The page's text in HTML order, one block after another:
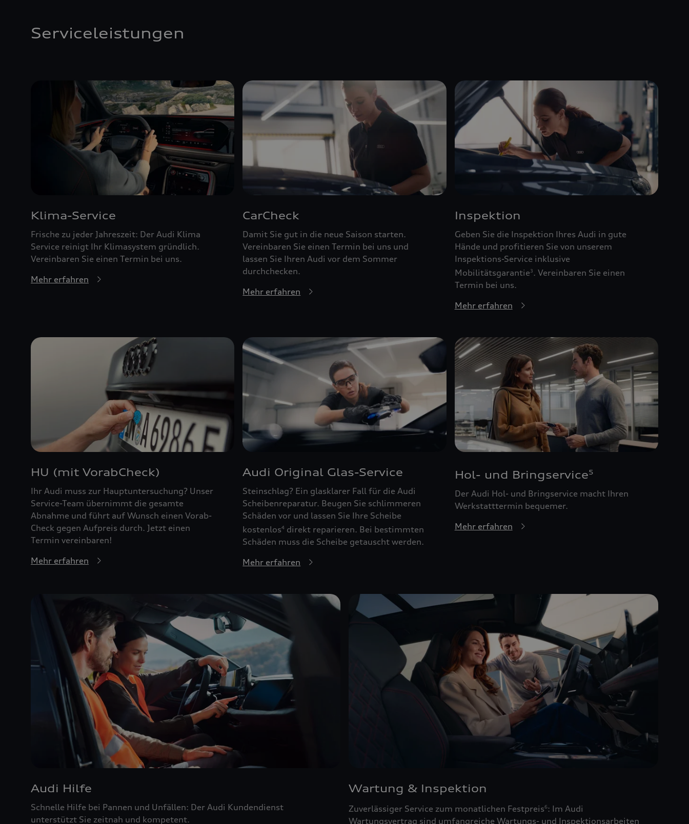
Serviceleistungen
Klima-Service
Frische zu jeder Jahreszeit: Der Audi Klima
Service reinigt Ihr Klimasystem gründlich.
Vereinbaren Sie einen Termin bei uns.
Mehr erfahren
CarCheck
Damit Sie gut in die neue Saison starten.
Vereinbaren Sie einen Termin bei uns und
lassen Sie Ihren Audi vor dem Sommer
durchchecken.
Mehr erfahren
Inspektion
Geben Sie die Inspektion Ihres Audi in gute
Hände und profitieren Sie von unserem
Inspektions-Service inklusive
Mobilitätsgarantie3. Vereinbaren Sie einen
Termin bei uns.
Mehr erfahren
HU (mit VorabCheck)
Ihr Audi muss zur Hauptuntersuchung? Unser
Service-Team übernimmt die gesamte
Abnahme und führt auf Wunsch einen Vorab-
Check gegen Aufpreis durch. Jetzt einen
Termin vereinbaren!
Mehr erfahren
Audi Original Glas-Service
Steinschlag? Ein glasklarer Fall für die Audi
Scheibenreparatur. Beugen Sie schlimmeren
Schäden vor und lassen Sie Ihre Scheibe
kostenlos4 direkt reparieren. Bei bestimmten
Schäden muss die Scheibe getauscht werden.
Mehr erfahren
Hol- und Bringservice5
Der Audi Hol- und Bringservice macht Ihren
Werkstatttermin bequemer.
Mehr erfahren
Audi Hilfe
Schnelle Hilfe bei Pannen und Unfällen: Der Audi Kundendienst
unterstützt Sie zeitnah und kompetent.
Wartung & Inspektion
Zuverlässiger Service zum monatlichen Festpreis6: Im Audi
Wartungsvertrag sind umfangreiche Wartungs- und Inspektionsarbeiten